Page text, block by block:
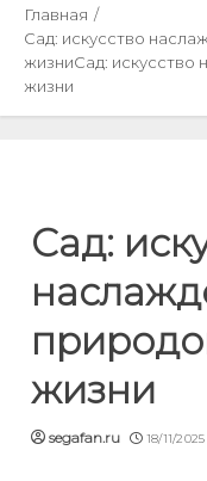
Главная
Сад: искусство
жизниСад: искусство
жизни
Сад:
жизни
segafan.ru 18/11/2025